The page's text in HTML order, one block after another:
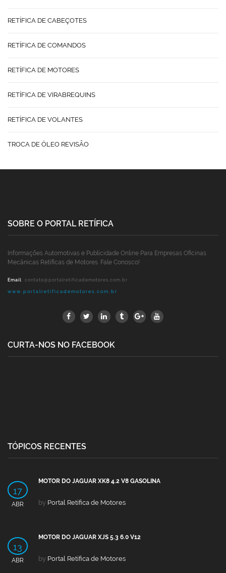
RETÍFICA DE CABEÇOTES
RETÍFICA DE COMANDOS
RETÍFICA DE MOTORES
RETÍFICA DE VIRABREQUINS
RETÍFICA DE VOLANTES
TROCA DE ÓLEO REVISÃO
SOBRE O PORTAL RETÍFICA
Informações Automotivas e Publicidade Online Para Empresas Oficinas
Mecânicas Retíficas de Motores. Fale Conosco!
Email: contato@portalretificademotores.com.br
www.portalretificademotores.com.br
CURTA-NOS NO FACEBOOK
TÓPICOS RECENTES
17
ABR
MOTOR DO JAGUAR XK8 4.2 V8 GASOLINA
by Portal Retífica de Motores
13
ABR
MOTOR DO JAGUAR XJS 5.3 6.0 V12
by Portal Retífica de Motores